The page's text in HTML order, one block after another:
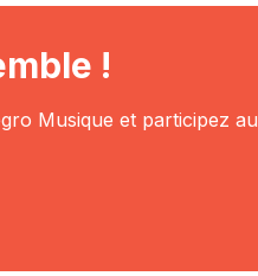
!
Musique et participez au